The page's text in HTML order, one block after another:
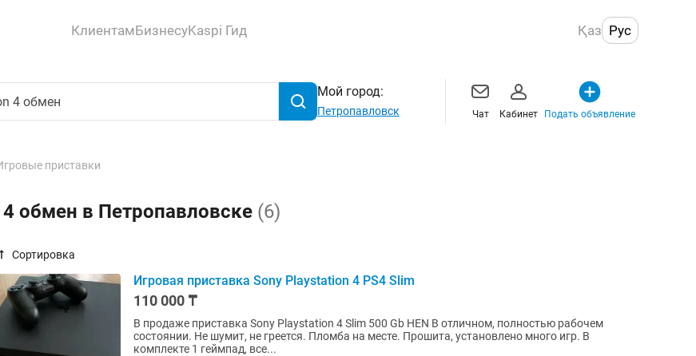
КлиентамБизнесуKaspi Гид Қаз Рус
Мой город:
Петропавловск Чат Кабинет Подать объявление
приставки
обмен в Петропавловске (6)
Сортировка
Игровая приставка Sony Playstation 4 PS4 Slim
110 000 ₸
В продаже приставка Sony Playstation 4 Slim 500 Gb HEN В отличном, полностью рабочем
состоянии. Не шумит, не греется. Пломба на месте. Прошита, установлено много игр. В
комплекте 1 геймпад, все...